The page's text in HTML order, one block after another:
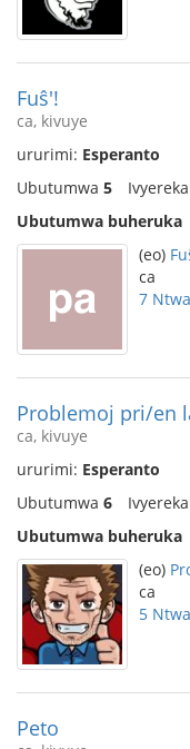
Fuŝ'!
ca, kivuye
ururimi: Esperanto
Ubutumwa 5
Ubutumwa buheruka
(eo)
ca
7
Problemoj pri/en
ca, kivuye
ururimi: Esperanto
Ubutumwa 6
Ubutumwa buheruka
(eo)
ca
5
Peto